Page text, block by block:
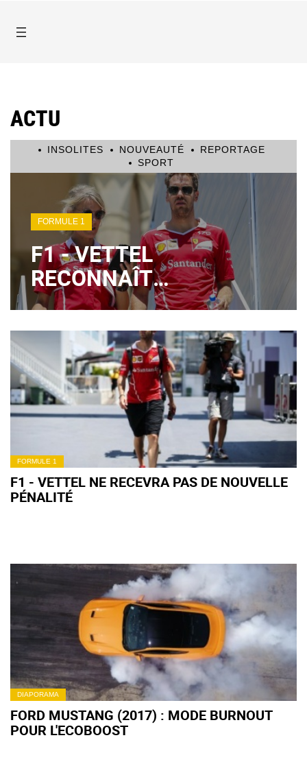
ACTU
INSOLITES NOUVEAUTÉ
REPORTAGE
SPORT
FORMULE 1
F1 - VETTEL
RECONNAÎT
UNE « RÉACTION
EXCESSIVE »
FORMULE 1
F1 - VETTEL NE RECEVRA PAS DE NOUVELLE
PÉNALITÉ
DIAPORAMA
FORD MUSTANG (2017) : MODE BURNOUT
POUR L'ECOBOOST